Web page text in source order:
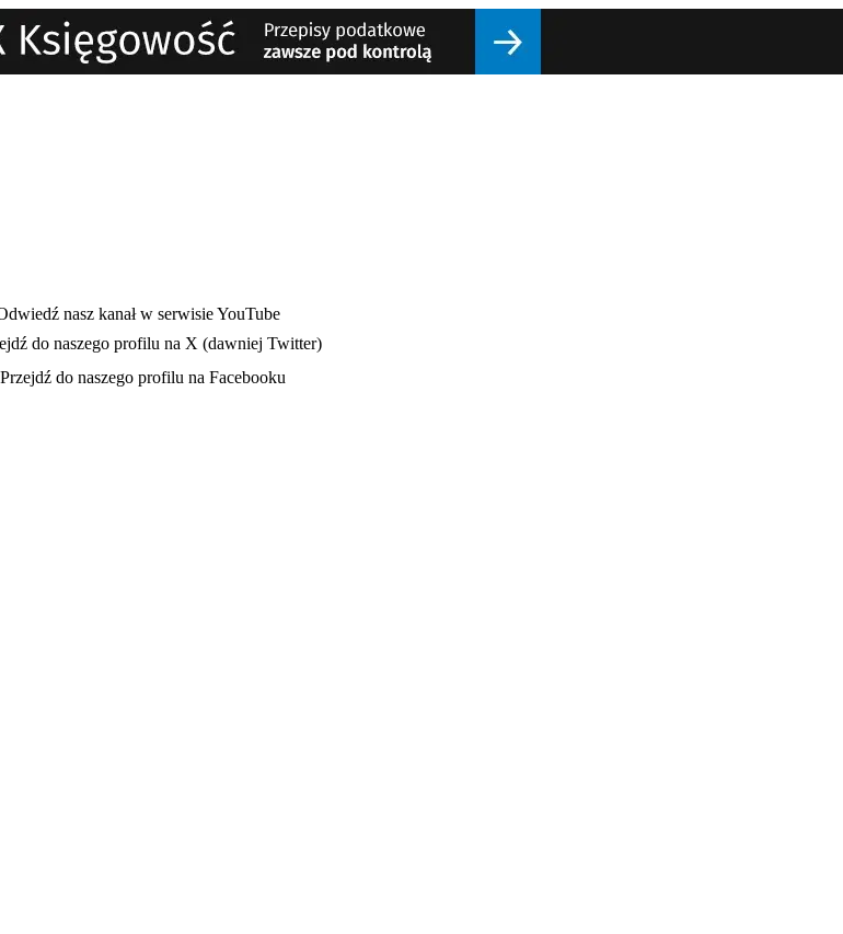
- otwiera się w nowej karcie
nasz kanał w serwisie YouTube
w nowej karcie
do naszego profilu na X (dawniej Twitter)
- otwiera się w nowej karcie
Przejdź do naszego profilu na Facebooku